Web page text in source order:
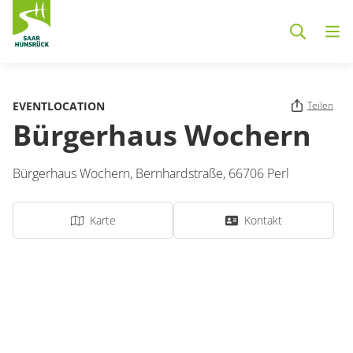
EVENTLOCATION Teilen
Bürgerhaus Wochern
Bürgerhaus Wochern, Bernhardstraße, 66706 Perl
Karte Kontakt